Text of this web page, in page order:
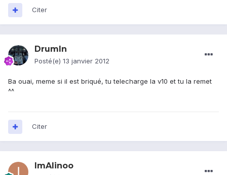
Citer
DrumIn
Posté(e) 13 janvier 2012
Ba ouai, meme si il est briqué, tu telecharge la v10 et tu la remet
^^
Citer
ImAlinoo